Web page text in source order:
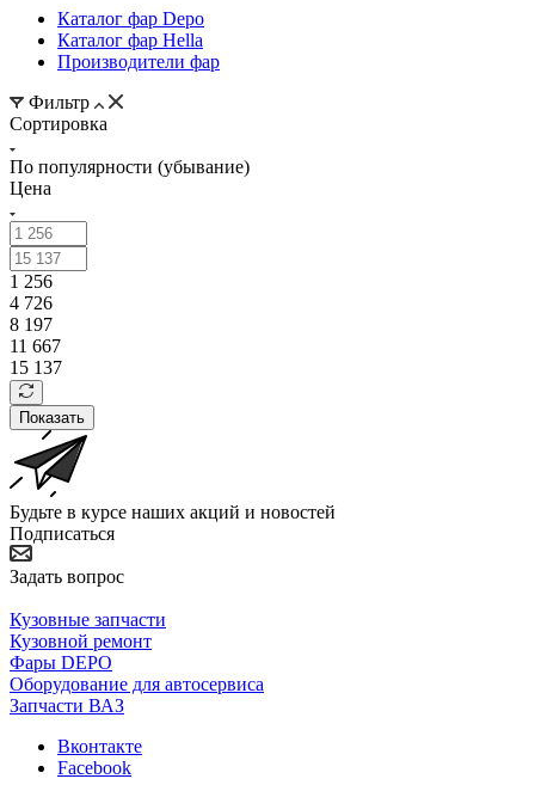
Каталог фар Depo
Каталог фар Hella
Производители фар
Фильтр
Сортировка
По популярности (убывание)
Цена
1 256
4 726
8 197
11 667
15 137
Показать
Будьте в курсе наших акций и новостей
Подписаться
Задать вопрос
Кузовные запчасти
Кузовной ремонт
Фары DEPO
Оборудование для автосервиса
Запчасти ВАЗ
Вконтакте
Facebook